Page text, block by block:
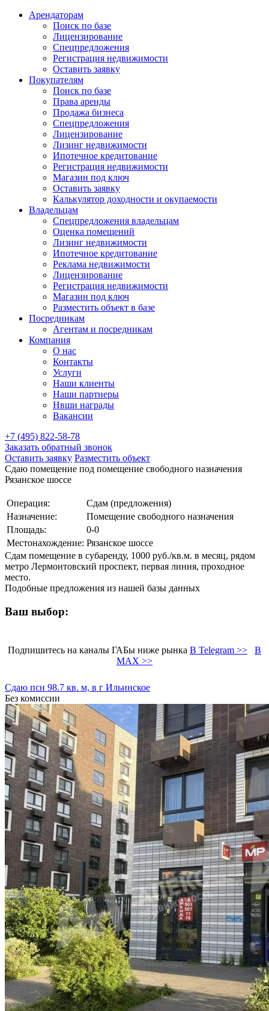
Арендаторам
Поиск по базе
Лицензирование
Спецпредложения
Регистрация недвижимости
Оставить заявку
Покупателям
Поиск по базе
Права аренды
Продажа бизнеса
Спецпредложения
Лицензирование
Лизинг недвижимости
Ипотечное кредитование
Регистрация недвижимости
Магазин под ключ
Оставить заявку
Калькулятор доходности и окупаемости
Владельцам
Спецпредложения владельцам
Оценка помещений
Лизинг недвижимости
Ипотечное кредитование
Реклама недвижимости
Лицензирование
Регистрация недвижимости
Магазин под ключ
Разместить объект в базе
Посредникам
Агентам и посредникам
Компания
О нас
Контакты
Услуги
Наши клиенты
Наши партнеры
Нвши награды
Вакансии
+7 (495) 822-58-78
Заказать обратный звонок
Оставить заявку Разместить объект
Сдаю помещение под помещение свободного назначения
Рязанское шоссе
Операция:
Сдам (предложения)
Назначение:
Помещение свободного назначения
Площадь:
0-0
Местонахождение: Рязанское шоссе
Сдам помещение в субаренду, 1000 руб./кв.м. в месяц, рядом
метро Лермонтовский проспект, первая линия, проходное
место.
Подобные предложения из нашей базы данных
Ваш выбор:
Подпишитесь на каналы ГАБы ниже рынка В Telegram >>
В
MAX >>
Сдаю псн 98.7 кв. м, в г Ильинское
Без комиссии